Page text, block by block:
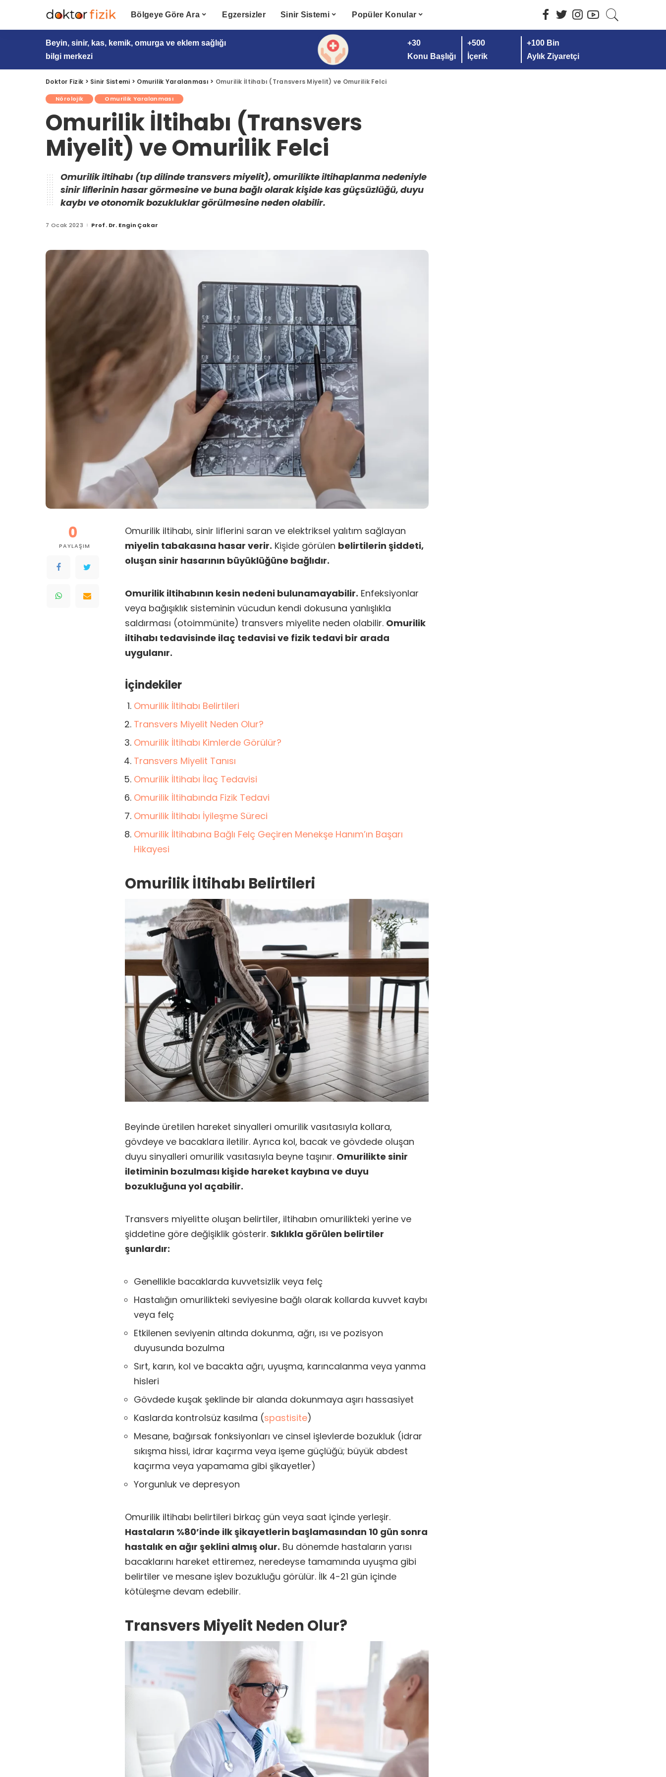
Bölgeye Göre Ara Egzersizler Sinir Sistemi Popüler Konular
Beyin, sinir, kas, kemik, omurga ve eklem sağlığı
bilgi merkezi
+30
Konu Başlığı
+500
İçerik
+100 Bin
Aylık Ziyaretçi
Doktor Fizik > Sinir Sistemi > Omurilik Yaralanması > Omurilik İltihabı (Transvers Miyelit) ve Omurilik Felci
Nörolojik Omurilik Yaralanması
Omurilik İltihabı (Transvers
Miyelit) ve Omurilik Felci
Omurilik iltihabı (tıp dilinde transvers miyelit), omurilikte iltihaplanma nedeniyle
sinir liflerinin hasar görmesine ve buna bağlı olarak kişide kas güçsüzlüğü, duyu
kaybı ve otonomik bozukluklar görülmesine neden olabilir.
7 Ocak 2023 Posted
Prof. Dr. Engin Çakar
0
PAYLAŞIM
Omurilik iltihabı, sinir liflerini saran ve elektriksel yalıtım sağlayan
miyelin tabakasına hasar verir. Kişide görülen belirtilerin şiddeti,
oluşan sinir hasarının büyüklüğüne bağlıdır.
Omurilik iltihabının kesin nedeni bulunamayabilir. Enfeksiyonlar
veya bağışıklık sisteminin vücudun kendi dokusuna yanlışlıkla
saldırması (otoimmünite) transvers miyelite neden olabilir. Omurilik
iltihabı tedavisinde ilaç tedavisi ve fizik tedavi bir arada
uygulanır.
İçindekiler
Omurilik İltihabı Belirtileri
Transvers Miyelit Neden Olur?
Omurilik İltihabı Kimlerde Görülür?
Transvers Miyelit Tanısı
Omurilik İltihabı İlaç Tedavisi
Omurilik İltihabında Fizik Tedavi
Omurilik İltihabı İyileşme Süreci
Omurilik İltihabına Bağlı Felç Geçiren Menekşe Hanım’ın Başarı
Hikayesi
Omurilik İltihabı Belirtileri
Beyinde üretilen hareket sinyalleri omurilik vasıtasıyla kollara,
gövdeye ve bacaklara iletilir. Ayrıca kol, bacak ve gövdede oluşan
duyu sinyalleri omurilik vasıtasıyla beyne taşınır. Omurilikte sinir
iletiminin bozulması kişide hareket kaybına ve duyu
bozukluğuna yol açabilir.
Transvers miyelitte oluşan belirtiler, iltihabın omurilikteki yerine ve
şiddetine göre değişiklik gösterir. Sıklıkla görülen belirtiler
şunlardır:
Genellikle bacaklarda kuvvetsizlik veya felç
Hastalığın omurilikteki seviyesine bağlı olarak kollarda kuvvet kaybı
veya felç
Etkilenen seviyenin altında dokunma, ağrı, ısı ve pozisyon
duyusunda bozulma
Sırt, karın, kol ve bacakta ağrı, uyuşma, karıncalanma veya yanma
hisleri
Gövdede kuşak şeklinde bir alanda dokunmaya aşırı hassasiyet
Kaslarda kontrolsüz kasılma (spastisite)
Mesane, bağırsak fonksiyonları ve cinsel işlevlerde bozukluk (idrar
sıkışma hissi, idrar kaçırma veya işeme güçlüğü; büyük abdest
kaçırma veya yapamama gibi şikayetler)
Yorgunluk ve depresyon
Omurilik iltihabı belirtileri birkaç gün veya saat içinde yerleşir.
Hastaların %80’inde ilk şikayetlerin başlamasından 10 gün sonra
hastalık en ağır şeklini almış olur. Bu dönemde hastaların yarısı
bacaklarını hareket ettiremez, neredeyse tamamında uyuşma gibi
belirtiler ve mesane işlev bozukluğu görülür. İlk 4-21 gün içinde
kötüleşme devam edebilir.
Transvers Miyelit Neden Olur?